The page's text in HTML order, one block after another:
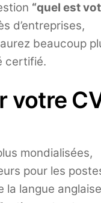
“quel est
d’entreprises,
beaucoup
certifié.
votre
mondialisées,
pour les
langue